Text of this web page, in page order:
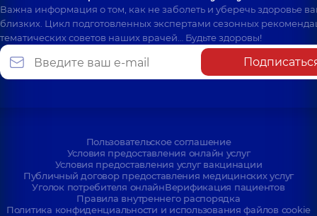
Важна информация о том, как не заболеть и уберечь здоровье
близких. Цикл подготовленных экспертами сезонных
тематических советов наших врачей… Будьте здоровы!
Пользовательское соглашение
Условия предоставления онлайн услуг
Условия предоставления услуг вакцинации
Публичный договор предоставления медицинских услуг
Уголок потребителя онлайнВерификация пациентов
Правила внутреннего распорядка
Политика конфиденциальности и использования файлов cookie